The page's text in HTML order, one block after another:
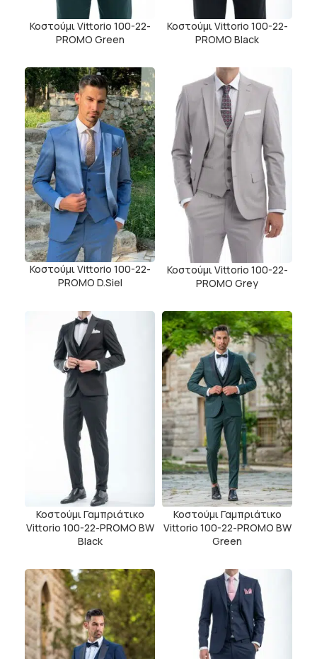
Κοστούμι Vittorio 100-22-
PROMO Green
Κοστούμι Vittorio 100-22-
PROMO Black
Κοστούμι Vittorio 100-22-
PROMO D.Siel
Κοστούμι Vittorio 100-22-
PROMO Grey
Κοστούμι Γαμπριάτικο
Vittorio 100-22-PROMO BW
Black
Κοστούμι Γαμπριάτικο
Vittorio 100-22-PROMO BW
Green